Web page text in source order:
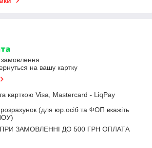
на вашу картку
карткою Visa, Mastercard - LiqPay
розрахунок (для юр.осіб та ФОП вкажіть
(ПРИ ЗАМОВЛЕННІ ДО 500 ГРН ОПЛАТА